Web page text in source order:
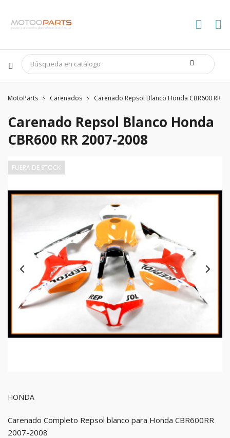
MotoParts Carenados Carenado Repsol Blanco Honda CBR600 RR
Carenado Repsol Blanco Honda
CBR600 RR 2007-2008
FUERA DE STOCK
HONDA
Carenado Completo Repsol blanco para Honda CBR600RR
2007-2008